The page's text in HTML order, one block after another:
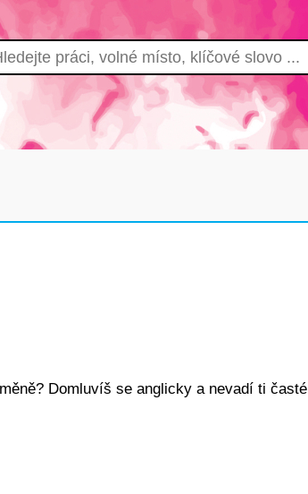
Domluvíš se anglicky a nevadí ti časté